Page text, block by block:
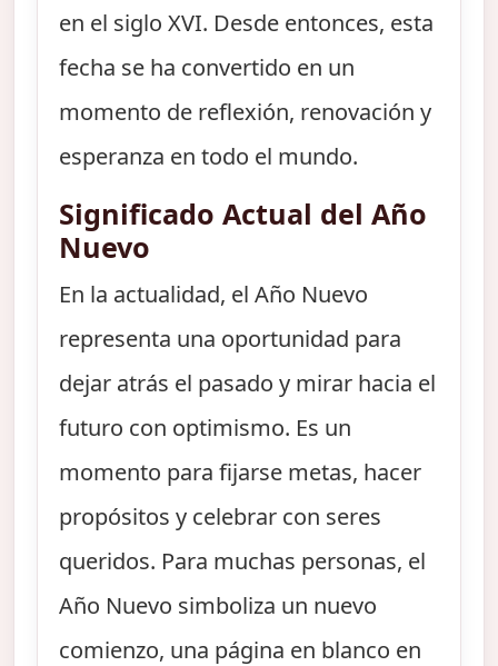
en el siglo XVI. Desde entonces, esta
fecha se ha convertido en un
momento de reflexión, renovación y
esperanza en todo el mundo.
Significado Actual del Año
Nuevo
En la actualidad, el Año Nuevo
representa una oportunidad para
dejar atrás el pasado y mirar hacia el
futuro con optimismo. Es un
momento para fijarse metas, hacer
propósitos y celebrar con seres
queridos. Para muchas personas, el
Año Nuevo simboliza un nuevo
comienzo, una página en blanco en